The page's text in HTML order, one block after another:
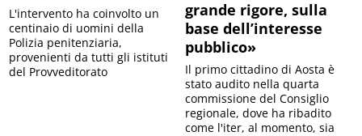
L'intervento ha coinvolto un
centinaio di uomini della
Polizia penitenziaria,
provenienti da tutti gli istituti
del Provveditorato
grande rigore, sulla
base dell’interesse
pubblico»
Il primo cittadino di Aosta è
stato audito nella quarta
commissione del Consiglio
regionale, dove ha ribadito
come l'iter, al momento, sia